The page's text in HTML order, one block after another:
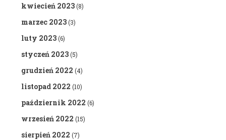
kwiecień 2023(8)
marzec 2023(3)
luty 2023(6)
styczeń 2023(5)
grudzień 2022 (4)
listopad 2022 (10)
październik 2022 (6)
wrzesień 2022 (15)
sierpień 2022 (7)